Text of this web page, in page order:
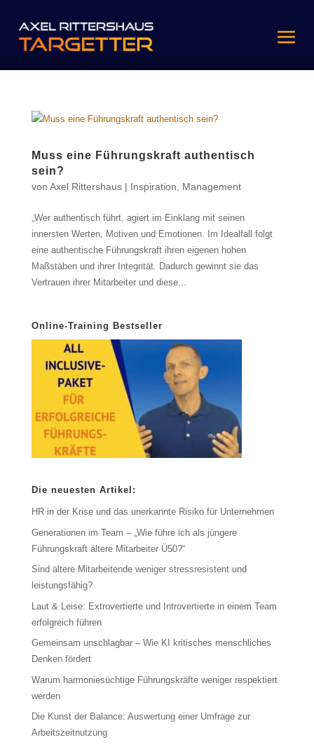
Muss eine Führungskraft authentisch
sein?
von Axel Rittershaus| Inspiration, Management
„Wer authentisch führt, agiert im Einklang mit seinen
innersten Werten, Motiven und Emotionen. Im Idealfall folgt
eine authentische Führungskraft ihren eigenen hohen
Maßstäben und ihrer Integrität. Dadurch gewinnt sie das
Vertrauen ihrer Mitarbeiter und diese...
Online-Training Bestseller
Die neuesten Artikel:
HR in der Krise und das unerkannte Risiko für Unternehmen
Generationen im Team – „Wie führe ich als jüngere
Führungskraft ältere Mitarbeiter Ü50?“
Sind ältere Mitarbeitende weniger stressresistent und
leistungsfähig?
Laut & Leise: Extrovertierte und Introvertierte in einem Team
erfolgreich führen
Gemeinsam unschlagbar – Wie KI kritisches menschliches
Denken fördert
Warum harmoniesüchtige Führungskräfte weniger respektiert
werden
Die Kunst der Balance: Auswertung einer Umfrage zur
Arbeitszeitnutzung